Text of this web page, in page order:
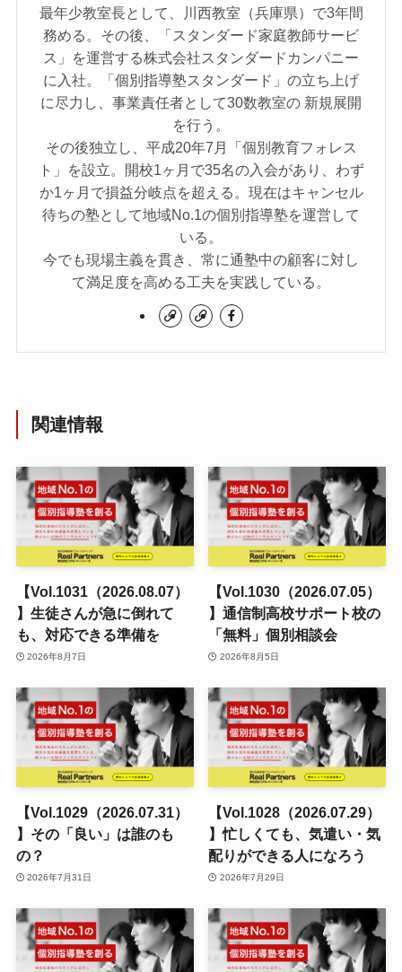
最年少教室長として、川西教室（兵庫県）で3年間
務める。その後、「スタンダード家庭教師サービ
ス」を運営する株式会社スタンダードカンパニー
に入社。「個別指導塾スタンダード」の立ち上げ
に尽力し、事業責任者として30数教室の 新規展開
を行う。
その後独立し、平成20年7月「個別教育フォレス
ト」を設立。開校1ヶ月で35名の入会があり、わず
か1ヶ月で損益分岐点を超える。現在はキャンセル
待ちの塾として地域No.1の個別指導塾を運営して
いる。
今でも現場主義を貫き、常に通塾中の顧客に対し
て満足度を高める工夫を実践している。
関連情報
【Vol.1031（2026.08.07）
】生徒さんが急に倒れて
も、対応できる準備を
2026年8月7日
【Vol.1030（2026.07.05）
】通信制高校サポート校の
「無料」個別相談会
2026年8月5日
【Vol.1029（2026.07.31）
】その「良い」は誰のも
の？
2026年7月31日
【Vol.1028（2026.07.29）
】忙しくても、気遣い・気
配りができる人になろう
2026年7月29日